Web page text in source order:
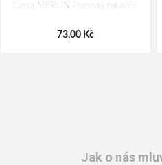
Cerva MERLIN Pracovní rukavice
73,00 Kč
Jak o nás